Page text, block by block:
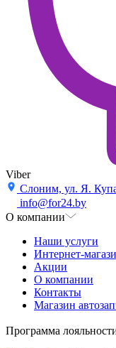
Viber
Слоним, ул. Я.
info@for24.by
О компании
Наши услуги
Интернет-
Акции
О компании
Контакты
Магазин
Программа